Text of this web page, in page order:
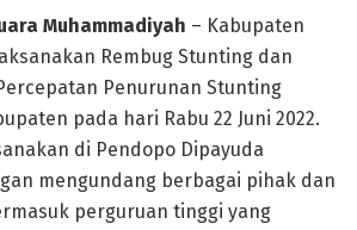
Muhammadiyah – Kabupaten
Rembug Stunting dan
Penurunan Stunting
pada hari Rabu 22 Juni 2022.
di Pendopo Dipayuda
mengundang berbagai pihak dan
perguruan tinggi yang